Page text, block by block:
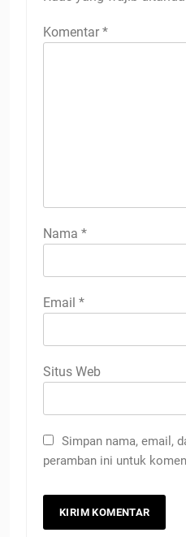
Komentar *
Nama *
Email *
Situs Web
Simpan nama, email,
peramban ini untuk